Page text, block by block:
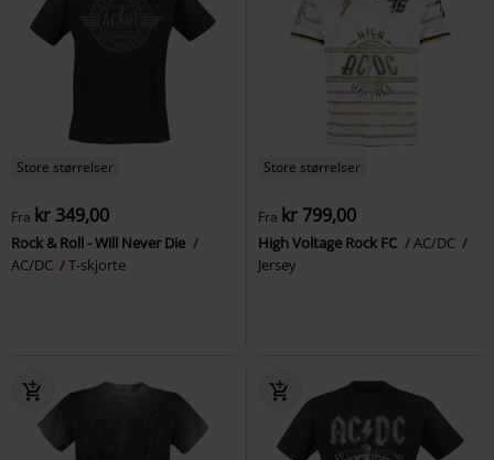
Store størrelser
Fra kr 349,00
Rock & Roll - Will Never Die
AC/DC
T-skjorte
Store størrelser
Fra kr 799,00
High Voltage Rock FC
AC/DC
Jersey